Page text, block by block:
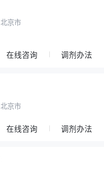
北京市
在线咨询 调剂办法
北京市
在线咨询 调剂办法